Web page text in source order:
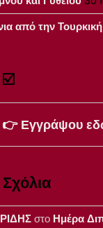
από την
☑️
👉 Εγγράψου
στο Ημέρα